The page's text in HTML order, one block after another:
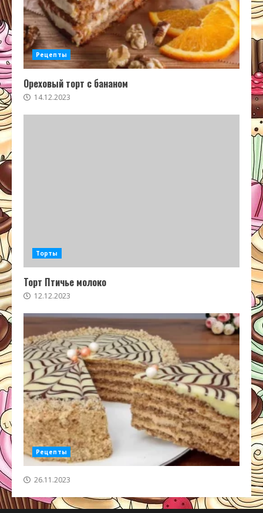
Рецепты
Ореховый торт с бананом
14.12.2023
Торты
Торт Птичье молоко
12.12.2023
Рецепты
26.11.2023